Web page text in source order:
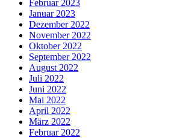
Februar 2023
Januar 2023
Dezember 2022
November 2022
Oktober 2022
September 2022
August 2022
Juli 2022
Juni 2022
Mai 2022
April 2022
März 2022
Februar 2022